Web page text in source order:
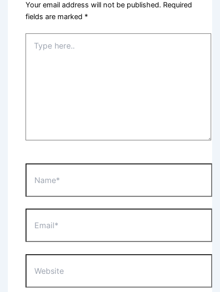
Your email address will not be published. Required
fields are marked *
here..